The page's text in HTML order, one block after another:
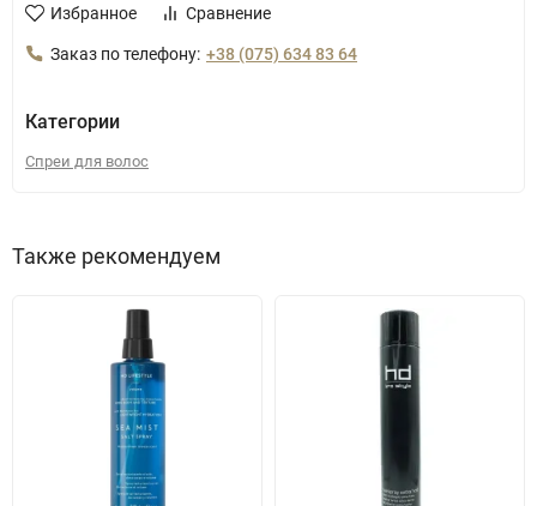
Избранное Сравнение
Заказ по телефону: +38 (075) 634 83 64
Категории
Спреи для волос
Также рекомендуем